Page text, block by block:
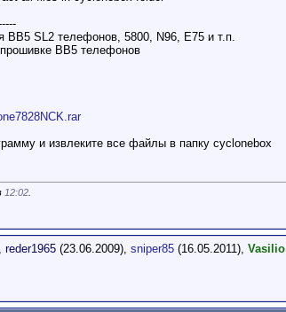
BB5 SL2 телефонов, 5800, N96, E75 и т.п.
BB5 телефонов
и извлеките все файлы в папку cyclonebox
12:02
reder1965 (23.06.2009), sniper85 (16.05.2011), Vasilio